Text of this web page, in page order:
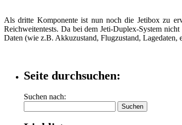
Als dritte Komponente ist nun noch die Jetibox zu
Reichweitentests. Da bei dem Jeti-Duplex-System
Daten (wie z.B. Akkuzustand, Flugzustand,
Seite durchsuchen:
Suchen nach: